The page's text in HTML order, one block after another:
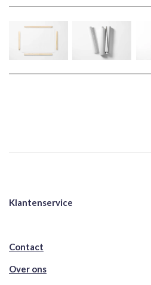
Klantenservice
Contact
Over ons